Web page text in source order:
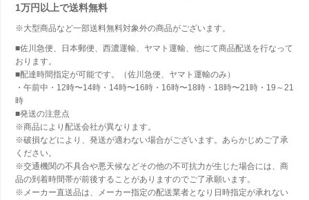
1万円以上で送料無料
※大型商品など一部送料無料対象外の商品がございます。
■佐川急便、日本郵便、西濃運輸、ヤマト運輸、他にて商品配送を行なって
おります。
■配達時間指定が可能です。（佐川急便、ヤマト運輸のみ）
・午前中・12時〜14時・14時〜16時・16時〜18時・18時〜21時・19～21
時
■発送の注意点
※商品により配送会社が異なります。
※破損などにより、発送が適わない場合がございます。あらかじめご了承
ください。
※交通機関の不具合や悪天候などその他の不可抗力が生じた場合には、商
品の到着時間帯が前後することがありますのでご了承願います。
※メーカー直送品は、メーカー指定の配送業者となり日時指定が承れない